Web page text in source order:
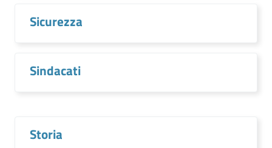
Sicurezza
Sindacati
Storia